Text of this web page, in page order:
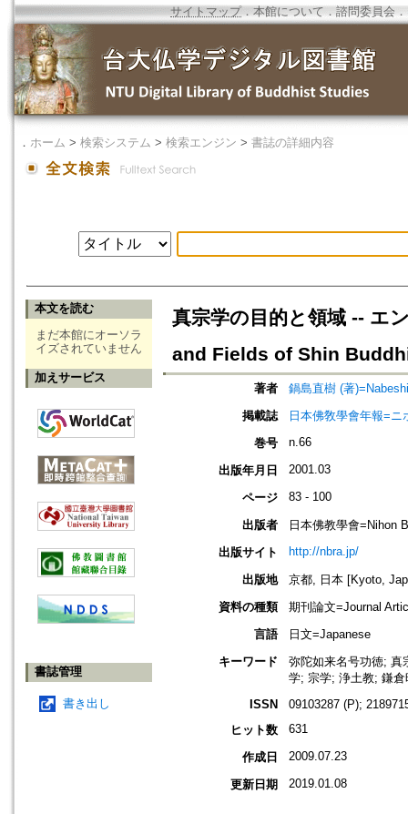
サイトマップ．本館について ． 諮問委員会 ．
． ホーム > 検索システム > 検索エンジン > 書誌の詳細内容
本文を読む
まだ本館にオーソラ
イズされていません
加えサービス
書誌管理
書き出し
真宗学の目的と領域 -- エ
and Fields of Shin
著者
鍋島直樹 (著
掲載誌
日本佛敎學會年報=
巻号
n.66
出版年月日 2001.03
ページ 83 - 100
出版者
日本佛教學會=Nihon
出版サイト
http://nbra.jp/
出版地
京都, 日本 [Kyoto,
資料の種類
期刊論文=Journal
言語
日文=Japanese
キーワード
弥陀如来名号功徳; 真
学; 宗学; 浄土教; 鎌
ISSN
09103287 (P);
ヒット数
631
作成日 2009.07.23
更新日期 2019.01.08